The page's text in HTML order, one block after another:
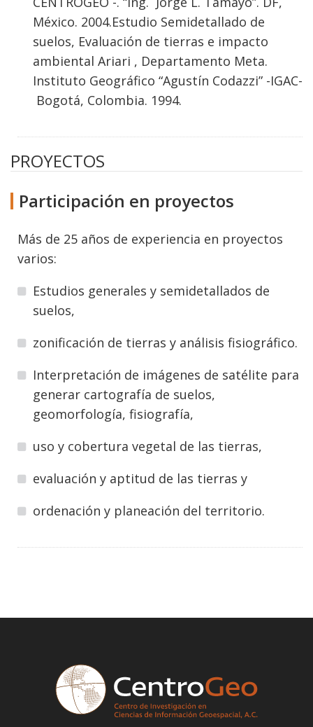
México. 2004.Estudio Semidetallado de
suelos, Evaluación de tierras e impacto
ambiental Ariari , Departamento Meta.
Instituto Geográfico “Agustín Codazzi” -IGAC-
Bogotá, Colombia. 1994.
PROYECTOS
Participación en proyectos
Más de 25 años de experiencia en proyectos
varios:
Estudios generales y semidetallados de
suelos,
zonificación de tierras y análisis fisiográfico.
Interpretación de imágenes de satélite para
generar cartografía de suelos,
geomorfología, fisiografía,
uso y cobertura vegetal de las tierras,
evaluación y aptitud de las tierras y
ordenación y planeación del territorio.